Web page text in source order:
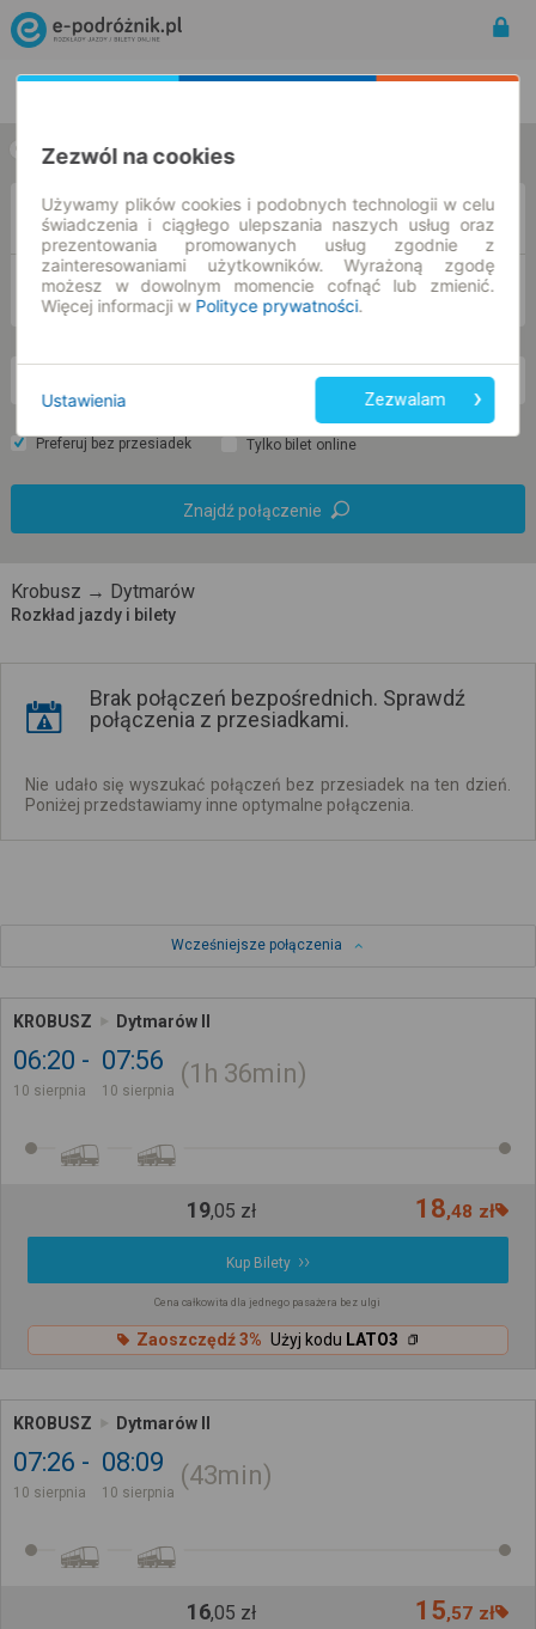
w jedną stronę w obie strony
Z
DO
Preferuj bez przesiadek Tylko bilet online
Znajdź połączenie
Krobusz → Dytmarów
Rozkład jazdy i bilety
Brak połączeń bezpośrednich. Sprawdź
połączenia z przesiadkami.
Nie udało się wyszukać połączeń bez przesiadek na ten dzień.
Poniżej przedstawiamy inne optymalne połączenia.
Wcześniejsze połączenia
KROBUSZ Dytmarów II
06:20
10 sierpnia
07:56
10 sierpnia
1h 36min
19,05 zł 18,48 zł
Kup Bilety
Cena całkowita dla jednego pasażera bez ulgi
Zaoszczędź 3% Użyj kodu LATO3
KROBUSZ Dytmarów II
07:26
10 sierpnia
08:09
10 sierpnia
43min
16,05 zł 15,57 zł
Zezwól na cookies
Używamy plików cookies i podobnych technologii w celu
świadczenia i ciągłego ulepszania naszych usług oraz
prezentowania promowanych usług zgodnie z
zainteresowaniami użytkowników. Wyrażoną zgodę
możesz w dowolnym momencie cofnąć lub zmienić.
Więcej informacji w Polityce prywatności.
Ustawienia Zezwalam